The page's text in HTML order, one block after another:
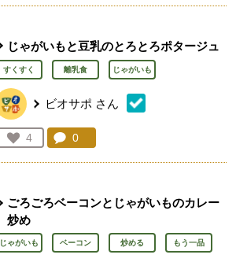
じゃがいもと豆乳のとろとろポタージュ
すくすく 離乳食 じゃがいも
ビオサポ さん
お気に入り登録：
4
人が登録
コメント：
0
ごろごろベーコンとじゃがいものカレー
炒め
じゃがいも ベーコン 炒める もう一品